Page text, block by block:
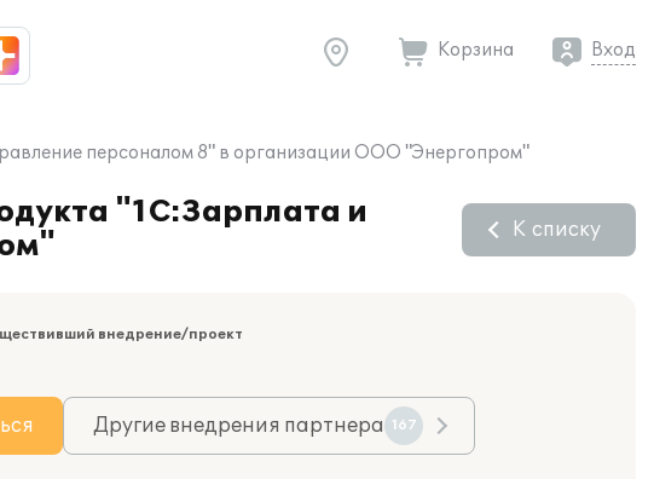
Корзина Вход
персоналом 8" в организации ООО "Энергопром"
"1С:Зарплата и
К списку
внедрение/проект
Другие внедрения партнера 167